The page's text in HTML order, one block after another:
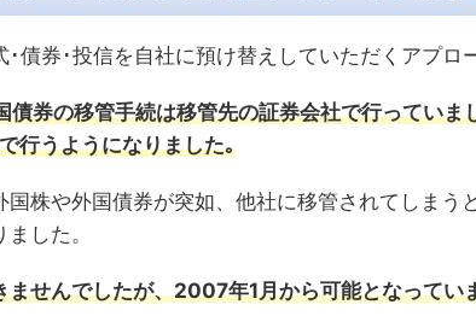
債券･投信を自社に預け替えしていただくアプロ
券の移管手続は移管先の証券会社で行ってい
行うようになりました｡
国株や外国債券が突如、他社に移管されてしまう
した。
ませんでしたが、2007年1月から可能となってい